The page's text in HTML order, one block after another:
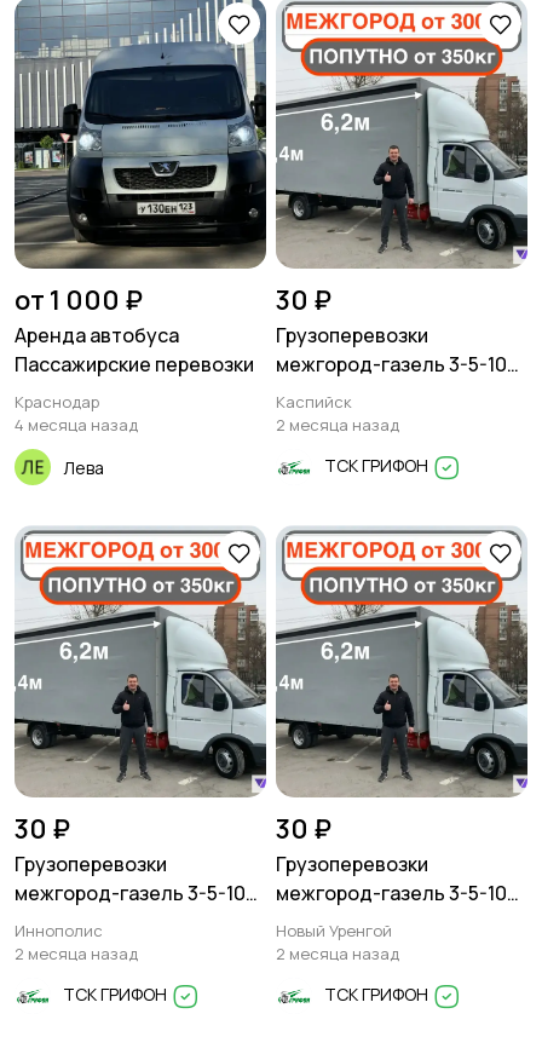
от 1 000 ₽
Аренда автобуса
Пассажирские перевозки
Краснодар
4 месяца назад
Лева
30 ₽
Грузоперевозки
межгород-газель 3-5-10
тонн
Каспийск
2 месяца назад
ТСК ГРИФОН
30 ₽
Грузоперевозки
межгород-газель 3-5-10
тонн
Иннополис
2 месяца назад
ТСК ГРИФОН
30 ₽
Грузоперевозки
межгород-газель 3-5-10
тонн
Новый Уренгой
2 месяца назад
ТСК ГРИФОН